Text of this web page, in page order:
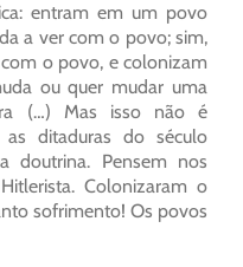
entram em um povo
a ver com o povo; sim,
o povo, e colonizam
ou quer mudar uma
(…) Mas isso não é
ditaduras do século
doutrina. Pensem nos
Colonizaram o
sofrimento! Os povos